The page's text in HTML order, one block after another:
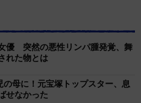
優 突然の悪性リンパ腫発覚、舞
れた物とは
の母に！元宝塚トップスター、息
せなかった